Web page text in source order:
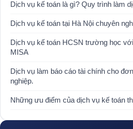
Dịch vụ kế toán là gì? Quy trình làm
Dịch vụ kế toán tại Hà Nội chuyên
Dịch vụ kế toán HCSN trường học
MISA
Dịch vụ làm báo cáo tài chính cho
nghiệp.
Những ưu điểm của dịch vụ kế toán